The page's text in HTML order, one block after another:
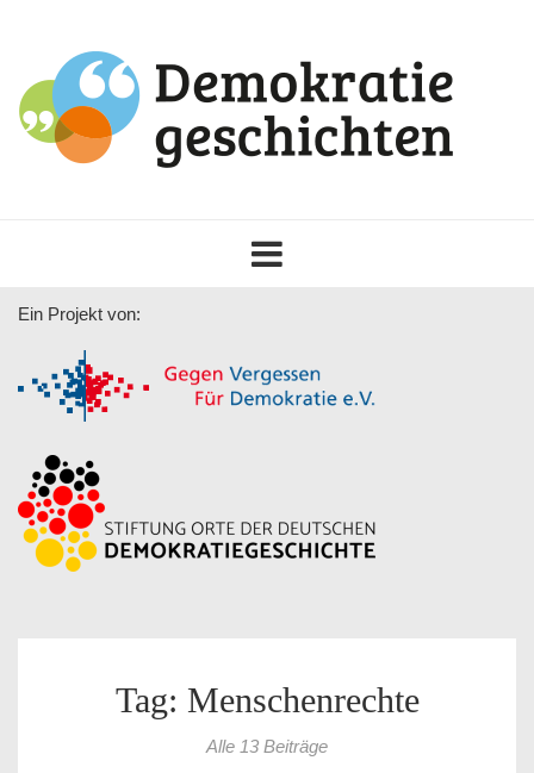
navigation
Ein Projekt von:
Tag: Menschenrechte
Alle 13 Beiträge